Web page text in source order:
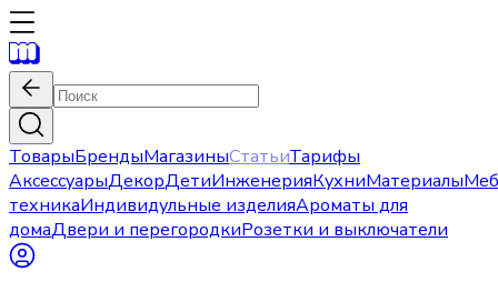
ТоварыБрендыМагазиныСтатьиТарифы
АксессуарыДекорДетиИнженерияКухниМатериалы
техникаИндивидульные изделияАроматы для
домаДвери и перегородкиРозетки и выключатели